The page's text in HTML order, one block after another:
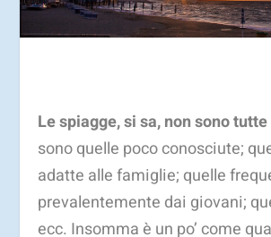
Le spiagge, si sa, non sono
sono quelle poco conosciute;
adatte alle famiglie; quelle
prevalentemente dai giovani;
ecc. Insomma è un po’ come